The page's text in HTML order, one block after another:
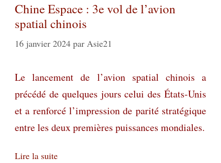
Chine Espace : 3e vol de l’avion
spatial chinois
16 janvier 2024 par Asie21
Le lancement de l’avion spatial chinois a
précédé de quelques jours celui des États-Unis
et a renforcé l’impression de parité stratégique
entre les deux premières puissances mondiales.
Lire la suite